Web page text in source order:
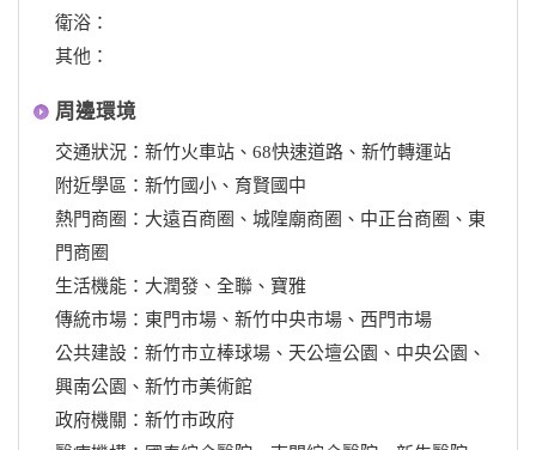
衛浴：
其他：
周邊環境
交通狀況：新竹火車站、68快速道路、新竹轉運站
附近學區：新竹國小、育賢國中
熱門商圈：大遠百商圈、城隍廟商圈、中正台商圈、東
門商圈
生活機能：大潤發、全聯、寶雅
傳統市場：東門市場、新竹中央市場、西門市場
公共建設：新竹市立棒球場、天公壇公園、中央公園、
興南公園、新竹市美術館
政府機關：新竹市政府